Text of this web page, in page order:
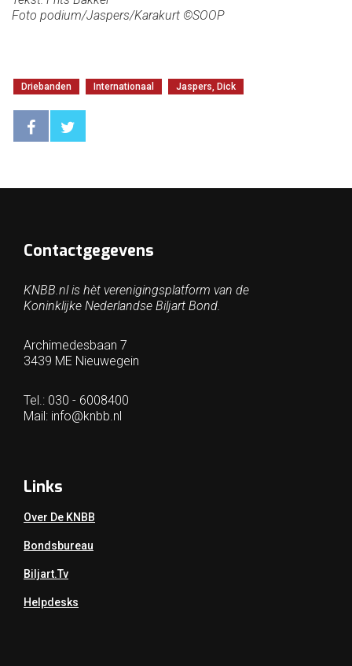
Foto podium/Jaspers/Karakurt ©SOOP
Driebanden Internationaal Jaspers, Dick
Contactgegevens
KNBB.nl is hèt verenigingsplatform van de
Koninklijke Nederlandse Biljart Bond.
Archimedesbaan 7
3439 ME Nieuwegein
Tel.: 030 - 6008400
Mail: info@knbb.nl
Links
Over De KNBB
Bondsbureau
Biljart.tv
Helpdesks